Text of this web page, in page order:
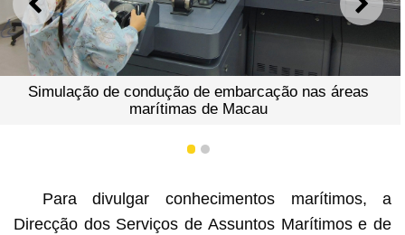
ANTERIOR
nas áreas
1 2
Para divulgar conhecimentos marítimos, a
Direcção dos Serviços de Assuntos Marítimos e de